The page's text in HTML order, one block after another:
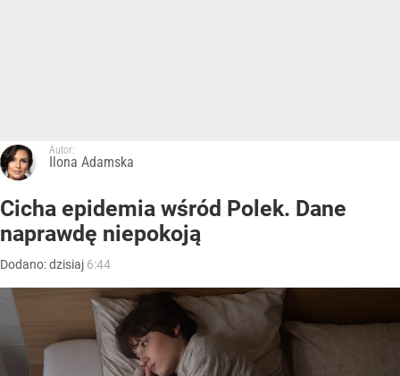
Autor:
Ilona Adamska
Cicha epidemia wśród Polek. Dane
naprawdę niepokoją
Dodano:dzisiaj 6:44